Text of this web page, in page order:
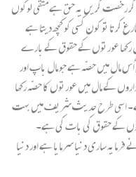
کر رخصت کریں یہ حق ہے متقی لوگوں
فارغ کرتا تو کون کسی کو کچھ دیتا ہے
رکھا عورتوں کے حقوق کے بارے
اُس مال میں حصّہ ہے جو مال باپ اور
اللہ نے رشتہ داروں کے مال میں عورتوں کا حصّہ رکھا
اسی طرح حدیث شریف میں بہت
کے حقوق کی بات کی ہے۔
ساری دنیا سرمایا ہے اور دنیا